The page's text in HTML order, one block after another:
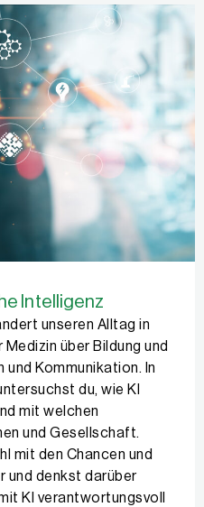
Intelligenz
unseren Alltag in
über Bildung und
und Kommunikation. In
du, wie KI
mit welchen
und Gesellschaft.
mit den Chancen und
und denkst darüber
KI verantwortungsvoll